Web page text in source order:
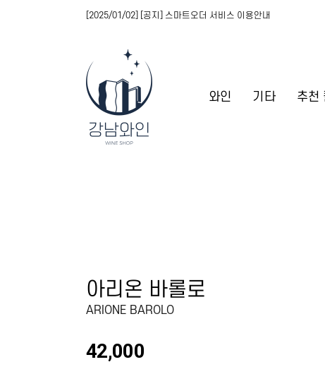
와인 기타 추천
[2025/01/02] [공지] 스마트오더 서비스 이용안내
아리온 바롤로
ARIONE BAROLO
42,000